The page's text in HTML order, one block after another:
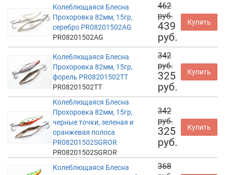
Колеблющаяся Блесна
Прохоровка 82мм, 15гр,
серебро PR08201502AG
PR08201502AG
462
руб.
439
руб.
Купить
Колеблющаяся Блесна
Прохоровка 82мм, 15гр,
форель PR08201502TT
PR08201502TT
342
руб.
325
руб.
Купить
Колеблющаяся Блесна
Прохоровка 82мм, 15гр,
черные точки, зеленая и
оранжевая полоса
PR08201502SGROR
PR08201502SGROR
342
руб.
325
руб.
Купить
Колеблющаяся Блесна
368